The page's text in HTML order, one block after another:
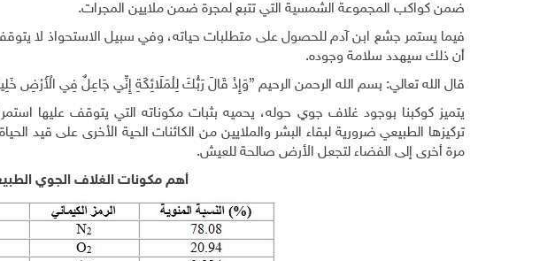
ضمن كواكب المجموعة الشمسية التي تتبع لمجرة ضمن ملايين المجرات.
فيما يستمر جشع ابن آدم للحصول على متطلبات حياته، وفي سبيل الاستحواذ لا
أن ذلك سيهدد سلامة وجوده.
قال الله تعالي: بسم الله الرحمن الرحيم {وَإِذْ قَالَ رَبُّكَ لِلْمَلَائِكَةِ إِنِّي جَاعِلٌ فِي الْأَرْضِ
يتميز كوكبنا بوجود غلاف جوي حوله، يحميه بثبات مكوناته التي يتوقف عليها
تركيزها الطبيعي ضرورية لبقاء البشر والملايين من الكائنات الحية الأخرى على
مرة أخرى إلى الفضاء لتجعل الأرض صالحة للعيش.
أهم مكونات الغلاف الجوي